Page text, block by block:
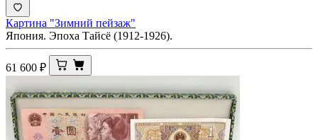
Картина "Зимний пейзаж"
Япония. Эпоха Тайсё (1912-1926).
61 600 ₽